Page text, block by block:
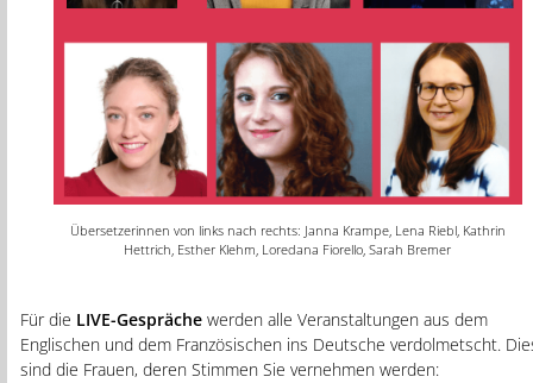
Übersetzerinnen von links nach rechts: Janna Krampe, Lena Riebl, Kathrin
Hettrich, Esther Klehm, Loredana Fiorello, Sarah Bremer
Für die LIVE-Gespräche werden alle Veranstaltungen aus dem
Englischen und dem Französischen ins Deutsche verdolmetscht.
sind die Frauen, deren Stimmen Sie vernehmen werden: